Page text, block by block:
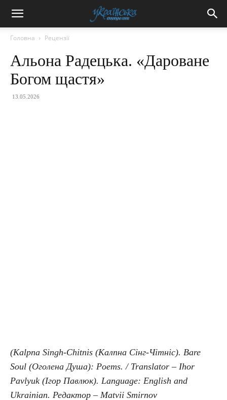
Головна Рецензії
Альона Радецька. «Дароване
Богом щастя»
13.05.2026
(Kalpna Singh-Chitnis (Калпна Сінг-Чітніс). Bare
Soul (Оголена Душа): Poems. / Translator – Ihor
Pavlyuk (Ігор Павлюк). Language: English and
Ukrainian. Редактор – Matvii Smirnov